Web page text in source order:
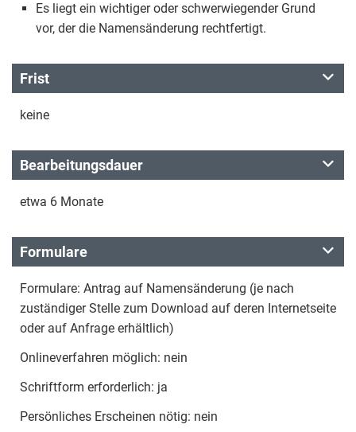
Es liegt ein wichtiger oder schwerwiegender Grund
vor, der die Namensänderung rechtfertigt.
Frist
keine
Bearbeitungsdauer
etwa 6 Monate
Formulare
Formulare: Antrag auf Namensänderung (je nach
zuständiger Stelle zum Download auf deren Internetseite
oder auf Anfrage erhältlich)
Onlineverfahren möglich: nein
Schriftform erforderlich: ja
Persönliches Erscheinen nötig: nein